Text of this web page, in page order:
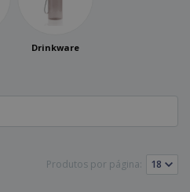
Drinkware
Produtos por página: